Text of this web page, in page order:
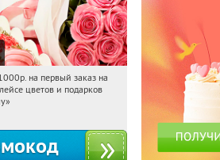
Получили:
на первый заказ на
цветов и подарков